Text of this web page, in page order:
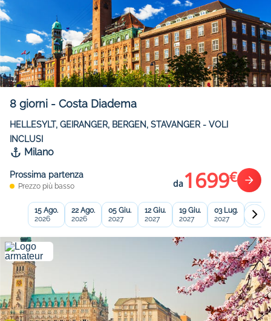
8 giorni - Costa Diadema
HELLESYLT, GEIRANGER, BERGEN, STAVANGER - VOLI
INCLUSI
Milano
Prossima partenza
Prezzo più basso da1699€
15 Ago.
2026
22 Ago.
2026
05 Giu.
2027
12 Giu.
2027
19 Giu.
2027
03 Lug.
2027
17
2027